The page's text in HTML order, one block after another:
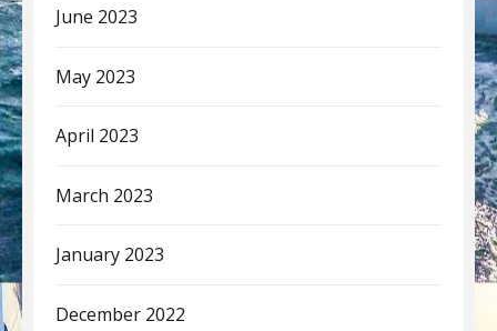
June 2023
May 2023
April 2023
March 2023
January 2023
December 2022